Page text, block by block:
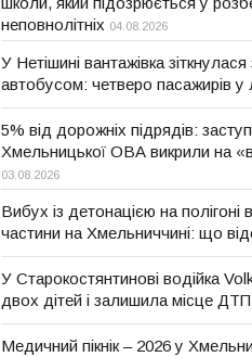
неповнолітніх 04.08.2026
У Нетішині вантажівка
автобусом: четверо пасажирів у
5% від дорожніх підрядів:
Хмельницької ОВА викрили на
03.08.2026
Вибух із детонацією на полігоні
частини на Хмельниччині: що
У Старокостянтинові водійка
двох дітей і залишила місце ДТП
Медичний пікнік – 2026 у